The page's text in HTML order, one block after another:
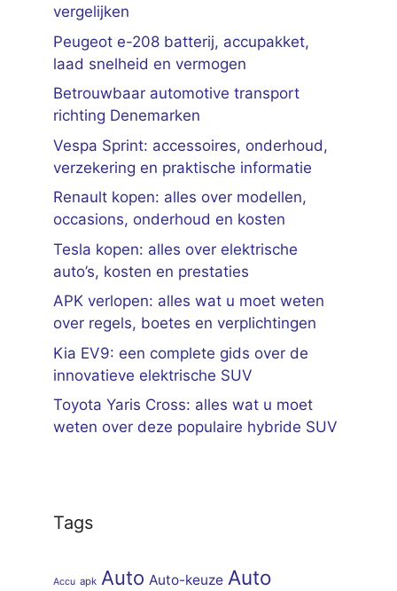
vergelijken
Peugeot e-208 batterij, accupakket,
laad snelheid en vermogen
Betrouwbaar automotive transport
richting Denemarken
Vespa Sprint: accessoires, onderhoud,
verzekering en praktische informatie
Renault kopen: alles over modellen,
occasions, onderhoud en kosten
Tesla kopen: alles over elektrische
auto’s, kosten en prestaties
APK verlopen: alles wat u moet weten
over regels, boetes en verplichtingen
Kia EV9: een complete gids over de
innovatieve elektrische SUV
Toyota Yaris Cross: alles wat u moet
weten over deze populaire hybride SUV
Tags
Accu apk Auto Auto-keuze Auto